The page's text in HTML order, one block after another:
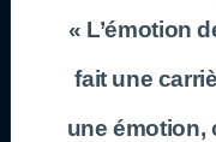
« L’émotion
fait une
une émotion,